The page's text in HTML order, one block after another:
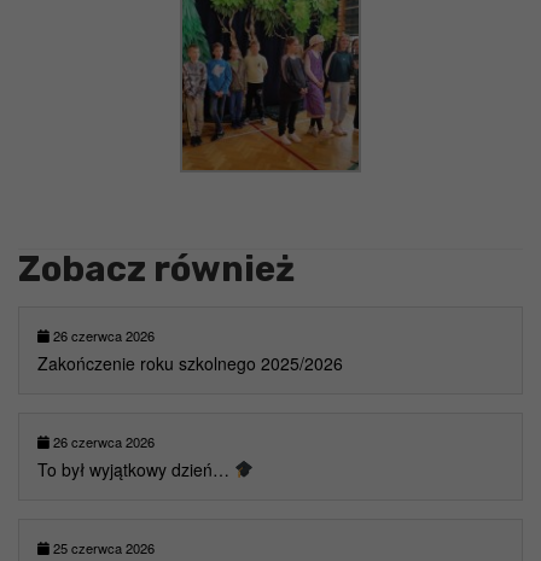
Zobacz również
26 czerwca 2026
Zakończenie roku szkolnego 2025/2026
26 czerwca 2026
To był wyjątkowy dzień…
25 czerwca 2026